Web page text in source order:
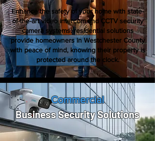
Enhance the safety of your home with state-
of-the-art video intercom and CCTV security
camera systems. residential solutions
provide homeowners in Westchester County
with peace of mind, knowing their property is
protected around the clock.
Commercial
Business Security Solutions